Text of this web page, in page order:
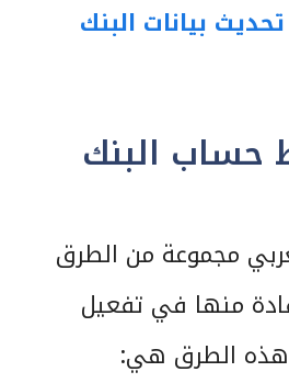
بيانات البنك
البنك
مجموعة من الطرق
منها في تفعيل
الطرق هي: